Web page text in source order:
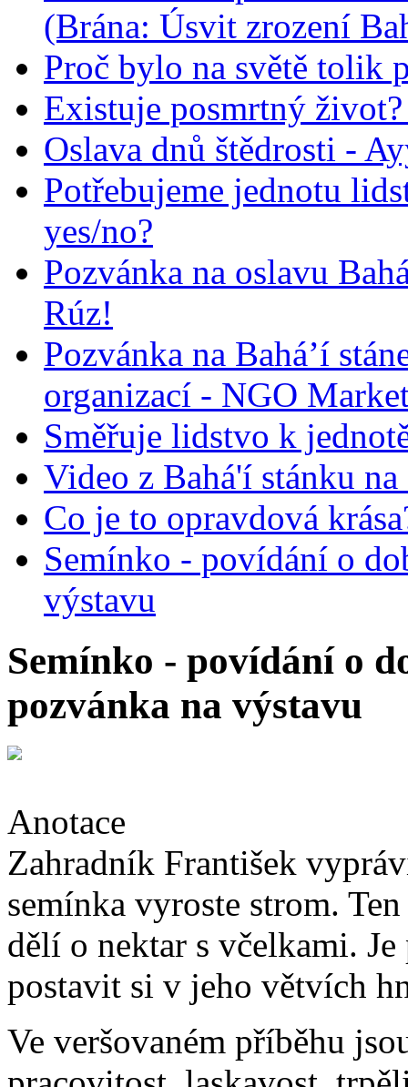
(Brána: Úsvit zrození
Proč bylo na světě tolik
Existuje posmrtný
Oslava dnů štědrosti -
Potřebujeme jednotu
yes/no?
Pozvánka na oslavu
Rúz!
Pozvánka na Bahá’í
organizací - NGO
Směřuje lidstvo k
Video z Bahá'í stánku
Co je to opravdová
Semínko - povídání o
výstavu
Semínko - povídání o
pozvánka na výstavu
Anotace
Zahradník František
semínka vyroste strom.
dělí o nektar s včelkami.
postavit si v jeho větvích
Ve veršovaném příběhu